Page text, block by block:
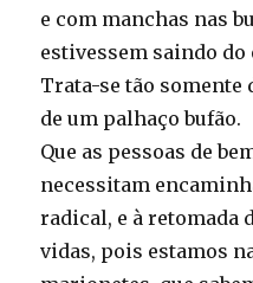
e com manchas nas
estivessem saindo do
Trata-se tão somente
de um palhaço bufão.
Que as pessoas de
necessitam
radical, e à retomada
vidas, pois estamos